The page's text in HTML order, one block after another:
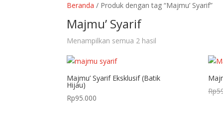
Beranda / Produk dengan tag “Majmu’ Syarif”
Majmu’ Syarif
Menampilkan semua 2 hasil
terbaru
Majmu’ Syarif Eksklusif (Batik
Hijau)
Rp95.000
Rp